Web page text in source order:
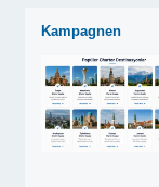
Kampagnen